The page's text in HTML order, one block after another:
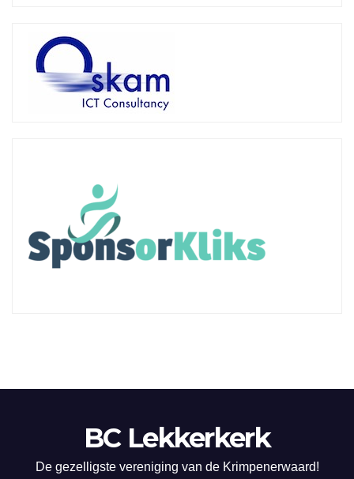
BC Lekkerkerk
De gezelligste vereniging van de Krimpenerwaard!